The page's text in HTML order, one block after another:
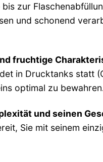
zur
und schonend
fruchtige
in Drucktanks statt
optimal zu
und seinen
Sie mit seinem